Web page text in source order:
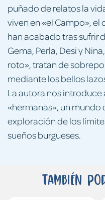
puñado de relatos la
viven en «el Campo»,
han acabado tras sufrir
Gema, Perla, Desi y
roto», tratan de
mediante los bellos
La autora nos introduce
«hermanas», un mundo
exploración de los
sueños burgueses.
También